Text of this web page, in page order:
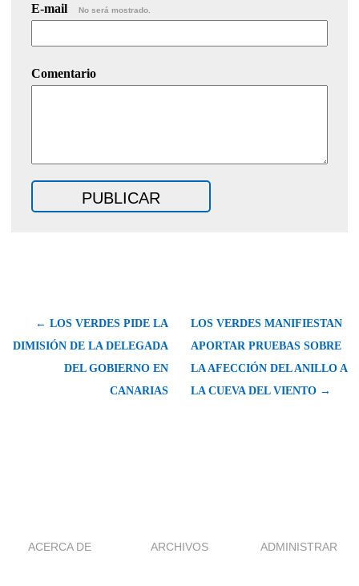
E-mail No será mostrado.
Comentario
← LOS VERDES PIDE LA
DIMISIÓN DE LA DELEGADA
DEL GOBIERNO EN
CANARIAS
LOS VERDES MANIFIESTAN
APORTAR PRUEBAS SOBRE
LA AFECCIÓN DEL ANILLO A
LA CUEVA DEL VIENTO →
ACERCA DE ARCHIVOS ADMINISTRAR